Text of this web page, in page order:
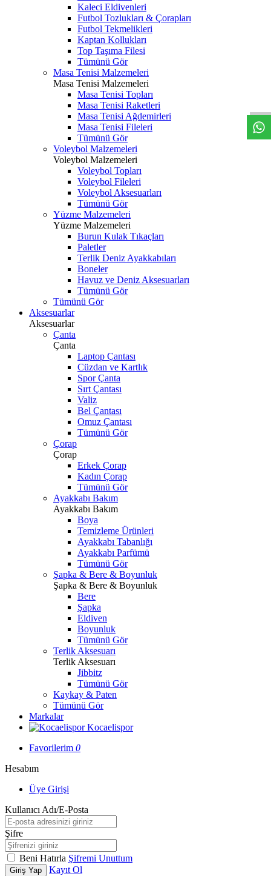
Kaleci Eldivenleri
Futbol Tozlukları & Çorapları
Futbol Tekmelikleri
Kaptan Kollukları
Top Taşıma Filesi
Tümünü Gör
Masa Tenisi Malzemeleri
Masa Tenisi Malzemeleri
Masa Tenisi Topları
Masa Tenisi Raketleri
Masa Tenisi Ağdemirleri
Masa Tenisi Fileleri
Tümünü Gör
Voleybol Malzemeleri
Voleybol Malzemeleri
Voleybol Topları
Voleybol Fileleri
Voleybol Aksesuarları
Tümünü Gör
Yüzme Malzemeleri
Yüzme Malzemeleri
Burun Kulak Tıkaçları
Paletler
Terlik Deniz Ayakkabıları
Boneler
Havuz ve Deniz Aksesuarları
Tümünü Gör
Tümünü Gör
Aksesuarlar
Aksesuarlar
Çanta
Çanta
Laptop Çantası
Cüzdan ve Kartlık
Spor Çanta
Sırt Çantası
Valiz
Bel Çantası
Omuz Çantası
Tümünü Gör
Çorap
Çorap
Erkek Çorap
Kadın Çorap
Tümünü Gör
Ayakkabı Bakım
Ayakkabı Bakım
Boya
Temizleme Ürünleri
Ayakkabı Tabanlığı
Ayakkabı Parfümü
Tümünü Gör
Şapka & Bere & Boyunluk
Şapka & Bere & Boyunluk
Bere
Şapka
Eldiven
Boyunluk
Tümünü Gör
Terlik Aksesuarı
Terlik Aksesuarı
Jibbitz
Tümünü Gör
Kaykay & Paten
Tümünü Gör
Markalar
Kocaelispor
Favorilerim 0
Hesabım
Üye Girişi
Kullanıcı Adı/E-Posta
Şifre
Beni Hatırla Şifremi Unuttum
Giriş Yap
Kayıt Ol